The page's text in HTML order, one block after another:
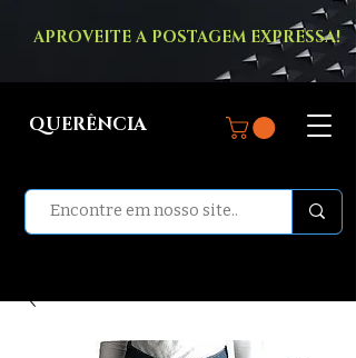
APROVEITE A POSTAGEM EXPRESSA!
QUERÊNCIA